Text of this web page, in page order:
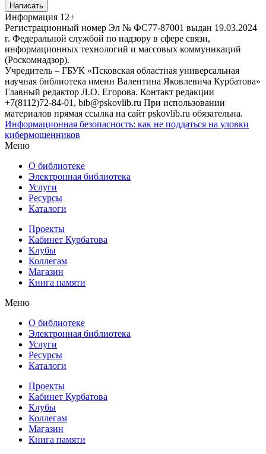
Написать
Информация 12+
Регистрационный номер Эл № ФС77-87001 выдан 19.03.2024
г. Федеральной службой по надзору в сфере связи,
информационных технологий и массовых коммуникаций
(Роскомнадзор).
Учредитель – ГБУК «Псковская областная универсальная
научная библиотека имени Валентина Яковлевича Курбатова»
Главный редактор Л.О. Егорова. Контакт редакции
+7(8112)72-84-01, bib@pskovlib.ru При использовании
материалов прямая ссылка на сайт pskovlib.ru обязательна.
Информационная безопасность: как не поддаться на уловки
кибермошенников
Меню
О библиотеке
Электронная библиотека
Услуги
Ресурсы
Каталоги
Проекты
Кабинет Курбатова
Клубы
Коллегам
Магазин
Книга памяти
Меню
О библиотеке
Электронная библиотека
Услуги
Ресурсы
Каталоги
Проекты
Кабинет Курбатова
Клубы
Коллегам
Магазин
Книга памяти